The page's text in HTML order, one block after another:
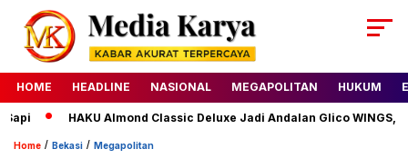
HOME HEADLINE NASIONAL MEGAPOLITAN HUKUM
HAKU Almond Classic Deluxe Jadi Andalan Glico WINGS,
Home / Bekasi / Megapolitan